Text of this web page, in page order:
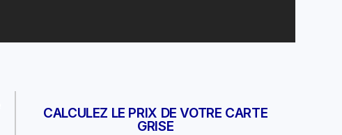
CALCULEZ LE PRIX DE VOTRE CARTE
GRISE